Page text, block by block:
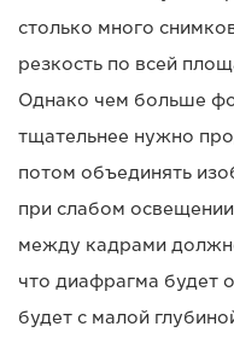
столько много
резкость по всей
Однако чем больше
тщательнее нужно
потом объединять
при слабом
между кадрами
что диафрагма будет
будет с малой